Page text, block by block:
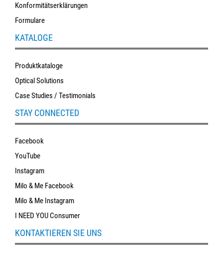
Konformitätserklärungen
Formulare
KATALOGE
Produktkataloge
Optical Solutions
Case Studies / Testimonials
STAY CONNECTED
Facebook
YouTube
Instagram
Milo & Me Facebook
Milo & Me Instagram
I NEED YOU Consumer
KONTAKTIEREN SIE UNS